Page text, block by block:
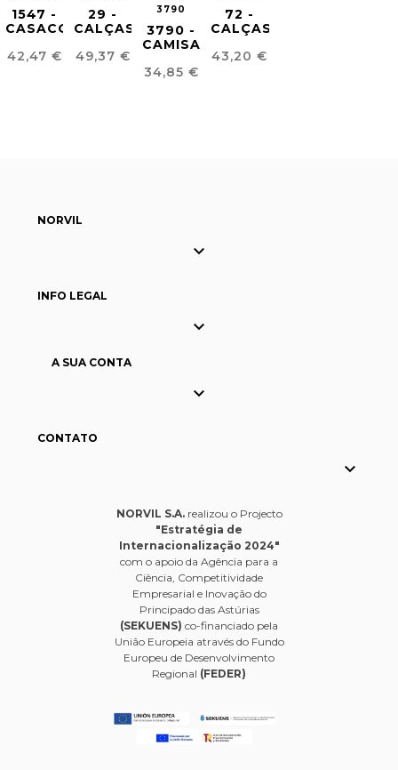
1547 -
CASACO
COOKING
Preço
42,47 €
29 -
CALÇAS
SKINNY
Preço
49,37 €
3790
3790 -
CAMISA
ESTRUTURADO
Preço
34,85 €
72 -
CALÇAS
FLUÍDO
Preço
43,20 €
NORVIL

INFO LEGAL

A SUA CONTA

CONTATO

NORVIL S.A.realizou o Projecto
"Estratégia de
Internacionalização 2024"
com o apoio da Agência para a
Ciência, Competitividade
Empresarial e Inovação do
Principado das Astúrias
(SEKUENS) co-financiado pela
União Europeia através do Fundo
Europeu de Desenvolvimento
Regional (FEDER)